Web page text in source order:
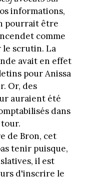
informations,
pourrait être
comme
scrutin. La
avait en effet
pour Anissa
Or, des
auraient été
dans
de Bron, cet
tenir puisque,
il est
d'inscrire le